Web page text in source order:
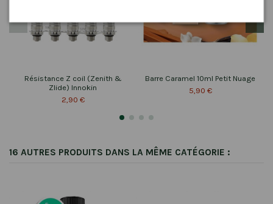
Résistance Z coil (Zenith &
Zlide) Innokin
2,90 €
Barre Caramel 10ml Petit Nuage
5,90 €
16 AUTRES PRODUITS DANS LA MÊME CATÉGORIE :